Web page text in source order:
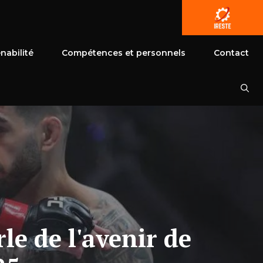
Compétences et personnels Contact
de l'avenir de